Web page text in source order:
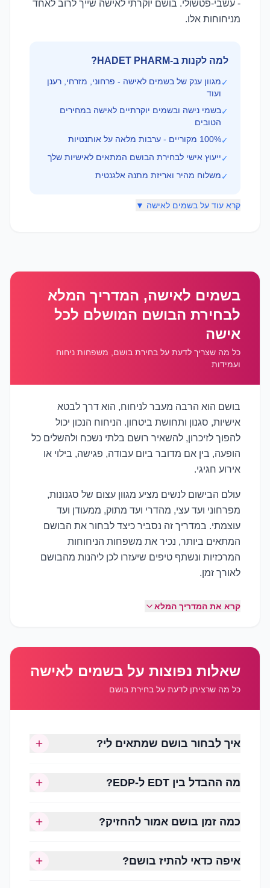
- עשבי-פטשולי. בושם יוקרתי לאישה שייך לרוב לאחד
מניחוחות אלו.
למה לקנות ב-HADET PHARM?
✓מגוון ענק של בשמים לאישה - פרחוני, מזרחי, רענן
ועוד
✓בשמי נישה ובשמים יוקרתיים לאישה במחירים
הטובים
✓100% מקוריים - ערבות מלאה על אותנטיות
✓ייעוץ אישי לבחירת הבושם המתאים לאישיות שלך
✓משלוח מהיר ואריזת מתנה אלגנטית
קרא עוד על בשמים לאישה ▼
בשמים לאישה, המדריך המלא
לבחירת הבושם המושלם לכל
אישה
כל מה שצריך לדעת על בחירת בושם, משפחות ניחוח
ועמידות
בושם הוא הרבה מעבר לניחוח, הוא דרך לבטא
אישיות, סגנון ותחושת ביטחון. הניחוח הנכון יכול
להפוך לזיכרון, להשאיר רושם בלתי נשכח ולהשלים כל
הופעה, בין אם מדובר ביום עבודה, פגישה, בילוי או
אירוע חגיגי.
עולם הבישום לנשים מציע מגוון עצום של סגנונות,
מפרחוני ועד עצי, מהדרי ועד מתוק, ממעודן ועד
עוצמתי. במדריך זה נסביר כיצד לבחור את הבושם
המתאים ביותר, נכיר את משפחות הניחוחות
המרכזיות ונשתף טיפים שיעזרו לכן ליהנות מהבושם
לאורך זמן.
הסגנון האישי
עונת השנה
שעות השימוש (יום או ערב)
עוצמת הניחוח הרצויה
ניחוחות פרחוניים (Floral)
קרא את המדריך המלא
שאלות נפוצות על בשמים לאישה
כל מה שרציתן לדעת על בחירת בושם
איך לבחור בושם שמתאים לי?
מה ההבדל בין EDT ל-EDP?
כמה זמן בושם אמור להחזיק?
איפה כדאי להתיז בושם?